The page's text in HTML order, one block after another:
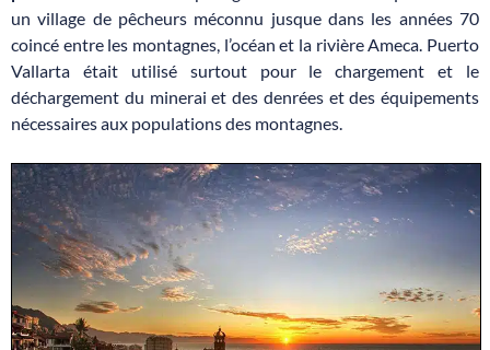
un village de pêcheurs méconnu jusque dans les années 70
coincé entre les montagnes, l’océan et la rivière Ameca. Puerto
Vallarta était utilisé surtout pour le chargement et le
déchargement du minerai et des denrées et des équipements
nécessaires aux populations des montagnes.